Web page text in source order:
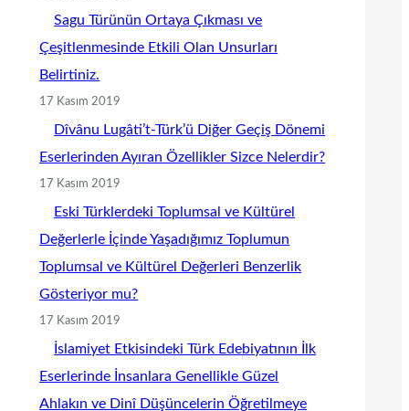
Sagu Türünün Ortaya Çıkması ve
Çeşitlenmesinde Etkili Olan Unsurları
Belirtiniz.
17 Kasım 2019
Dîvânu Lugâti’t-Türk’ü Diğer Geçiş Dönemi
Eserlerinden Ayıran Özellikler Sizce Nelerdir?
17 Kasım 2019
Eski Türklerdeki Toplumsal ve Kültürel
Değerlerle İçinde Yaşadığımız Toplumun
Toplumsal ve Kültürel Değerleri Benzerlik
Gösteriyor mu?
17 Kasım 2019
İslamiyet Etkisindeki Türk Edebiyatının İlk
Eserlerinde İnsanlara Genellikle Güzel
Ahlakın ve Dinî Düşüncelerin Öğretilmeye